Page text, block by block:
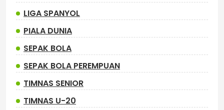
LIGA SPANYOL
PIALA DUNIA
SEPAK BOLA
SEPAK BOLA PEREMPUAN
TIMNAS SENIOR
TIMNAS U-20